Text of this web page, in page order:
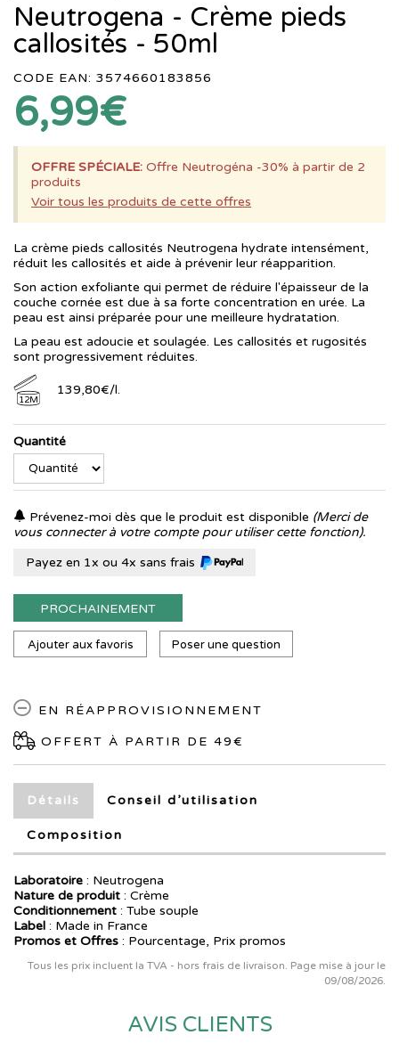
Neutrogena - Crème pieds
callosités - 50ml
CODE EAN: 3574660183856
6,99€
OFFRE SPÉCIALE: Offre Neutrogéna -30% à partir de 2
produits
Voir tous les produits de cette offres
La crème pieds callosités Neutrogena hydrate intensément,
réduit les callosités et aide à prévenir leur réapparition.
Son action exfoliante qui permet de réduire l'épaisseur de la
couche cornée est due à sa forte concentration en urée. La
peau est ainsi préparée pour une meilleure hydratation.
La peau est adoucie et soulagée. Les callosités et rugosités
sont progressivement réduites.
12M
139,80€/l.
Quantité
Prévenez-moi dès que le produit est disponible (Merci de
vous connecter à votre compte pour utiliser cette fonction).
Payez en 1x ou 4x sans frais
PROCHAINEMENT
Ajouter aux favoris Poser une question
EN RÉAPPROVISIONNEMENT
OFFERT À PARTIR DE 49€
Détails Conseil d’utilisation
Composition
Laboratoire : Neutrogena
Nature de produit : Crème
Conditionnement : Tube souple
Label : Made in France
Promos et Offres : Pourcentage, Prix promos
Tous les prix incluent la TVA - hors frais de livraison. Page mise à jour le
09/08/2026.
AVIS CLIENTS